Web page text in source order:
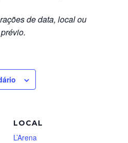
de data, local ou
LOCAL
L’Arena